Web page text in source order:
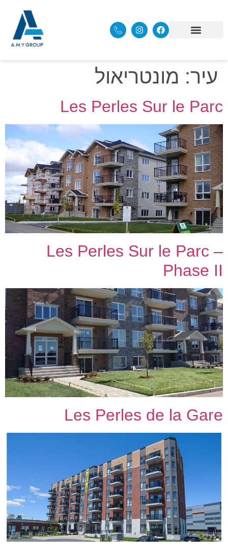
עיר: מונטריאול
Les Perles Sur le Parc
Les Perles Sur le Parc –
Phase II
Les Perles de la Gare